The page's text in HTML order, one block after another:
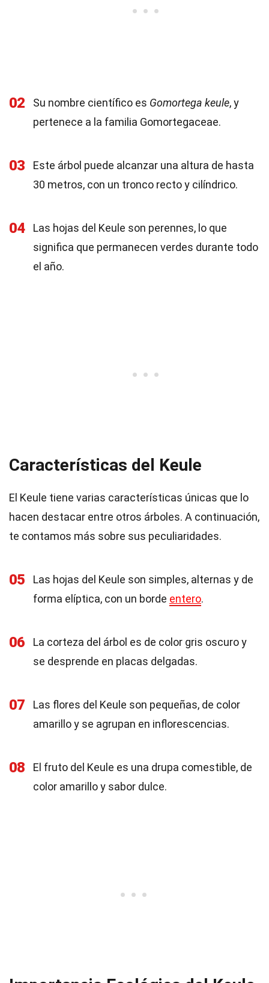
02 Su nombre científico es Gomortega keule, y
pertenece a la familia Gomortegaceae.
03
Este árbol puede alcanzar una altura de hasta
30 metros, con un tronco recto y cilíndrico.
04
Las hojas del Keule son perennes, lo que
significa que permanecen verdes durante todo
el año.
Características del Keule
El Keule tiene varias características únicas que lo
hacen destacar entre otros árboles. A continuación,
te contamos más sobre sus peculiaridades.
05
Las hojas del Keule son simples, alternas y de
forma elíptica, con un borde entero.
06
La corteza del árbol es de color gris oscuro y
se desprende en placas delgadas.
07
Las flores del Keule son pequeñas, de color
amarillo y se agrupan en inflorescencias.
08
El fruto del Keule es una drupa comestible, de
color amarillo y sabor dulce.